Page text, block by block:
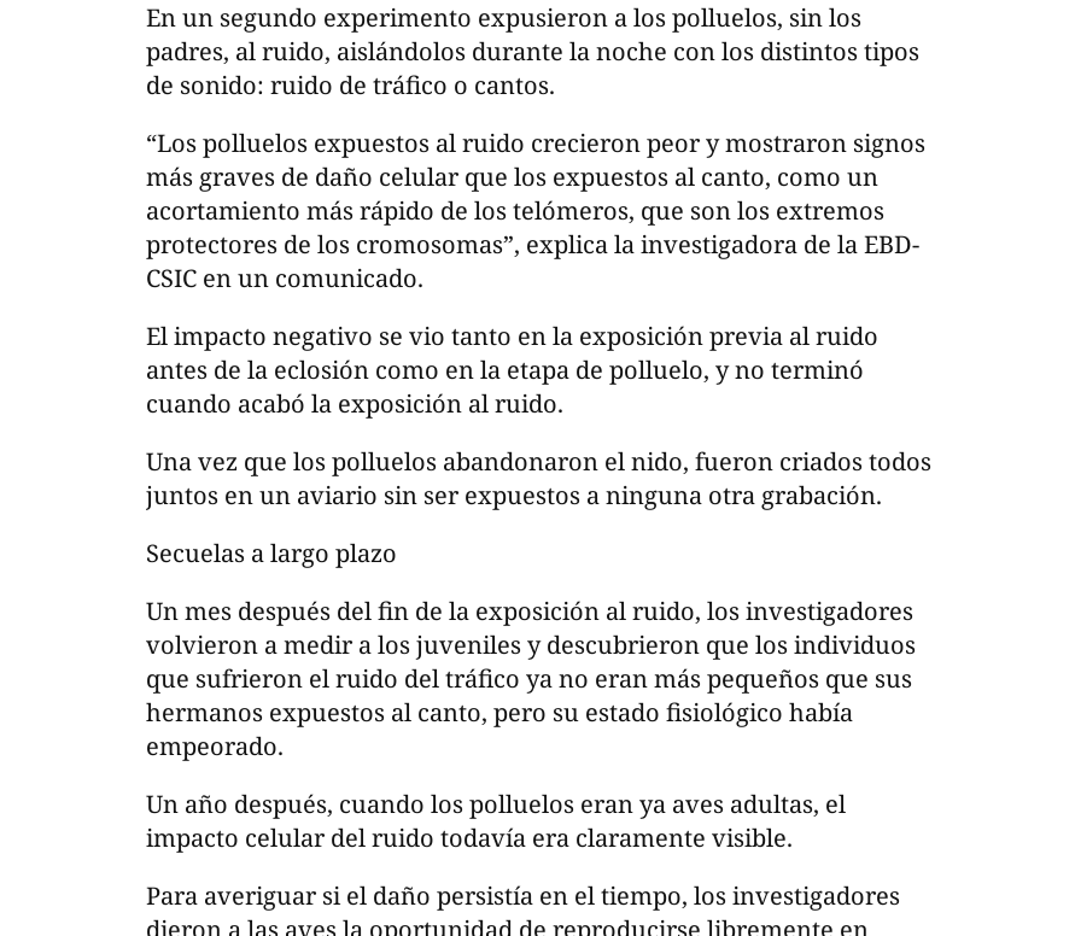
En un segundo experimento expusieron a los polluelos, sin los
padres, al ruido, aislándolos durante la noche con los distintos tipos
de sonido: ruido de tráfico o cantos.
“Los polluelos expuestos al ruido crecieron peor y mostraron signos
más graves de daño celular que los expuestos al canto, como un
acortamiento más rápido de los telómeros, que son los extremos
protectores de los cromosomas”, explica la investigadora de la EBD-
CSIC en un comunicado.
El impacto negativo se vio tanto en la exposición previa al ruido
antes de la eclosión como en la etapa de polluelo, y no terminó
cuando acabó la exposición al ruido.
Una vez que los polluelos abandonaron el nido, fueron criados todos
juntos en un aviario sin ser expuestos a ninguna otra grabación.
Secuelas a largo plazo
Un mes después del fin de la exposición al ruido, los investigadores
volvieron a medir a los juveniles y descubrieron que los individuos
que sufrieron el ruido del tráfico ya no eran más pequeños que sus
hermanos expuestos al canto, pero su estado fisiológico había
empeorado.
Un año después, cuando los polluelos eran ya aves adultas, el
impacto celular del ruido todavía era claramente visible.
Para averiguar si el daño persistía en el tiempo, los investigadores